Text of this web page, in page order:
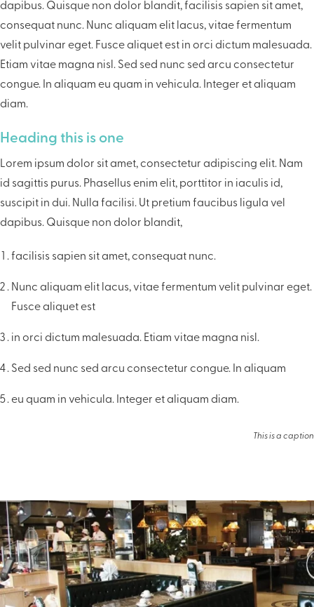
dapibus. Quisque non dolor blandit, facilisis sapien sit amet,
consequat nunc. Nunc aliquam elit lacus, vitae fermentum
velit pulvinar eget. Fusce aliquet est in orci dictum malesuada.
Etiam vitae magna nisl. Sed sed nunc sed arcu consectetur
congue. In aliquam eu quam in vehicula. Integer et aliquam
diam.
Heading this is one
Lorem ipsum dolor sit amet, consectetur adipiscing elit. Nam
id sagittis purus. Phasellus enim elit, porttitor in iaculis id,
suscipit in dui. Nulla facilisi. Ut pretium faucibus ligula vel
dapibus. Quisque non dolor blandit,
facilisis sapien sit amet, consequat nunc.
Nunc aliquam elit lacus, vitae fermentum velit pulvinar eget.
Fusce aliquet est
in orci dictum malesuada. Etiam vitae magna nisl.
Sed sed nunc sed arcu consectetur congue. In aliquam
eu quam in vehicula. Integer et aliquam diam.
This is a caption